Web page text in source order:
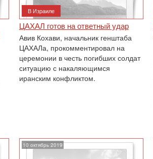
В Израиле
ЦАХАЛ готов на ответный удар
Авив Кохави, начальник генштаба
ЦАХАЛа, прокомментировал на
церемонии в честь погибших солдат
ситуацию с накаляющимся
иранским конфликтом.
10 октябрь 2019